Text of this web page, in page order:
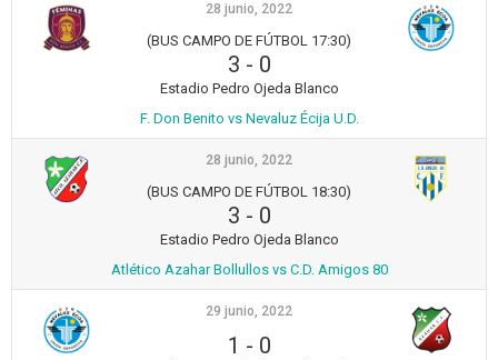
28 junio, 2022
(BUS CAMPO DE FÚTBOL 17:30)
3 - 0
Estadio Pedro Ojeda Blanco
F. Don Benito vs Nevaluz Écija U.D.
28 junio, 2022
(BUS CAMPO DE FÚTBOL 18:30)
3 - 0
Estadio Pedro Ojeda Blanco
Atlético Azahar Bollullos vs C.D. Amigos 80
29 junio, 2022
1 - 0